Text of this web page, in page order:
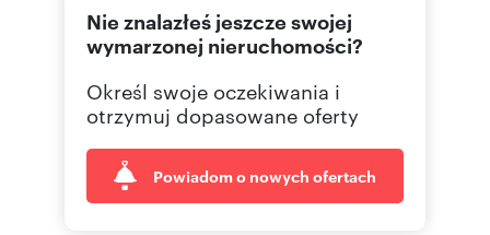
Nie znalazłeś jeszcze swojej
wymarzonej nieruchomości?
Określ swoje oczekiwania i
otrzymuj dopasowane oferty
Powiadom o nowych ofertach